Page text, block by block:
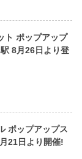
ト ポップアップ
8月26日より登
ポップアップス
21日より開催!